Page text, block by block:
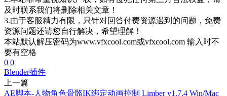
及时联系我们将删除相关文章！
3.由于客服精力有限，只针对回答付费资源遇到的问题，免费
资源问题还请您自行解决，希望理解！
本站默认解压密码为www.vfxcool.com或vfxcool.com 输入时不
要有空格
0 0
Blender插件
上一篇
AE脚本-人物角色骨骼IK绑定动画控制 Limber v1.7.4 Win/Mac